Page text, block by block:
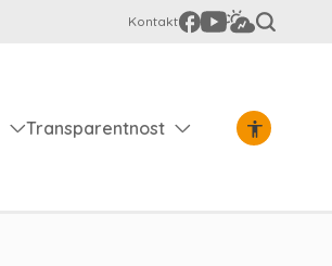
Kontakt
Transparentnost